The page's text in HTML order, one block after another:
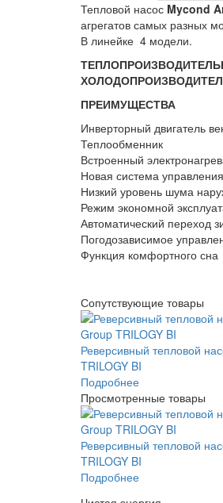
Тепловой насос Mycond
агрегатов самых разных
В линейке 4 модели.
ПРЕИМУЩЕСТВА
Инверторный двигатель
Теплообменник
Встроенный
Новая система
Низкий уровень шума
Режим экономной
Автоматический переход
Погодозависимое
Функция комфортного сна
Сопутствующие товары
Реверсивный тепловой
TRILOGY BI
Подробнее
Просмотренные товары
Реверсивный тепловой
TRILOGY BI
Подробнее